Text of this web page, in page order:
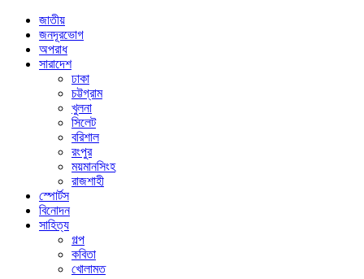
জাতীয়
জনদূরভোগ
অপরাধ
সারাদেশ
ঢাকা
চট্টগ্রাম
খুলনা
সিলেট
বরিশাল
রংপুর
ময়মানসিংহ
রাজশাহী
স্পোর্টস
বিনোদন
সাহিত্য
গল্প
কবিতা
খোলামত